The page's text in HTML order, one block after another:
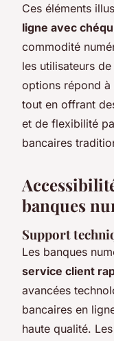
Ces éléments
ligne avec
commodité
les utilisateurs
options répond à
tout en offrant
et de flexibilité
bancaires
banques
Support
Les banques
service client
avancées
bancaires en
haute qualité.